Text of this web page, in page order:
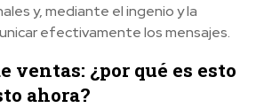
y, mediante el ingenio y la
efectivamente los mensajes.
ventas: ¿por qué es esto
ahora?